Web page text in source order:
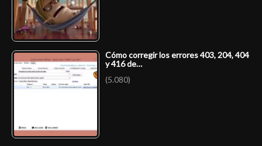
Cómo corregir los errores 403, 204, 404
y 416 de…
(5.080)